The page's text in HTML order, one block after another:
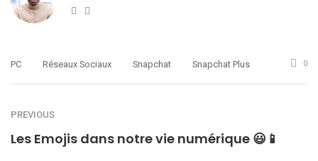
Website
PC Réseaux Sociaux Snapchat Snapchat Plus 0
PREVIOUS
Les Emojis dans notre vie numérique 😃📱